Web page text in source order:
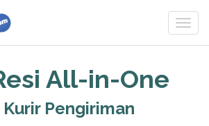
All-in-One
Kurir Pengiriman